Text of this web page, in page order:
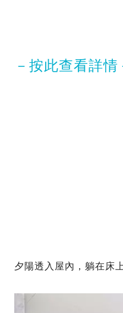
－按此查看詳情
夕陽透入屋內，躺在床